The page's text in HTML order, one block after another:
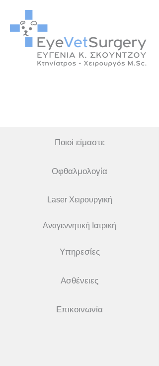
Ποιοί είμαστε
Οφθαλμολογία
Laser Χειρουργική
Αναγεννητική Ιατρική
Υπηρεσίες
Ασθένειες
Επικοινωνία